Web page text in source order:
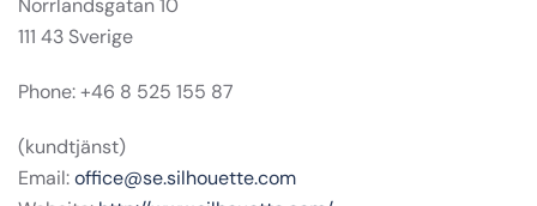
111 43 Sverige
Phone: +46 8 525 155 87
(kundtjänst)
Email:office@se.silhouette.com